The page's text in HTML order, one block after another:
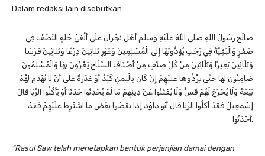
Dalam redaksi lain disebutkan:
صَالَحَ رَسُولُ اللَّهِ صَلَّى اللَّهُ عَلَيْهِ وَسَلَّمَ أَهْلَ نَجْرَانَ عَلَى أَلْفَيْ حُلَّةٍ النِّصْفُ فِي
صَفَرٍ وَالْبَقِيَّةُ فِي رَجَبٍ يُؤَدُّونَهَا إِلَى الْمُسْلِمِينَ وَعَوَرِ ثَلَاثِينَ دِرْعًا وَثَلَاثِينَ فَرَسًا
وَثَلَاثِينَ بَعِيرًا وَثَلَاثِينَ مِنْ كُلِّ صِنْفٍ مِنْ أَصْنَافِ السِّلَاحِ يَغْزُونَ بِهَا وَالْمُسْلِمُونَ
ضَامِنُونَ لَهَا حَتَّى يَرُدُّوهَا عَلَيْهِمْ إِنْ كَانَ بِالْيَمَنِ كَيْدٌ أَوْ غَدْرَةٌ عَلَى أَنْ لَا تُهْدَمَ لَهُمْ
بَيْعَةٌ وَلَا يُخْرَجَ لَهُمْ قَسٌّ وَلَا يُفْتَنُوا عَنْ دِينِهِمْ مَا لَمْ يُحْدِثُوا حَدَثًا أَوْ يَأْكُلُوا الرِّبَا قَالَ
إِسْمَعِيلُ فَقَدْ أَكَلُوا الرِّبَا قَالَ أَبُو دَاوُد إِذَا نَقَضُوا بَعْضَ مَا اشْتُرِطَ عَلَيْهِمْ فَقَدْ
أَحْدَثُوا.
“Rasul Saw telah menetapkan bentuk perjanjian damai dengan